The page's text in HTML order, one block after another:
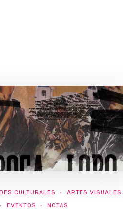
CULTURALES
ARTES VISUALES
EVENTOS NOTAS